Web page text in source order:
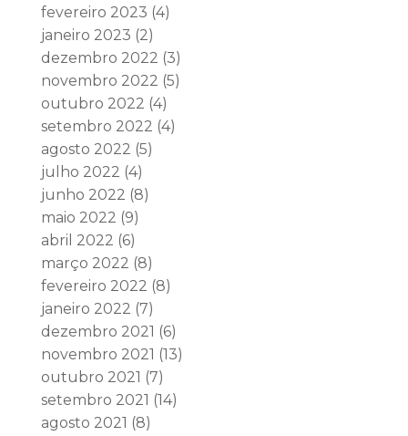
fevereiro 2023 (4)
janeiro 2023 (2)
dezembro 2022 (3)
novembro 2022 (5)
outubro 2022 (4)
setembro 2022 (4)
agosto 2022 (5)
julho 2022 (4)
junho 2022 (8)
maio 2022 (9)
abril 2022 (6)
março 2022 (8)
fevereiro 2022 (8)
janeiro 2022 (7)
dezembro 2021 (6)
novembro 2021 (13)
outubro 2021 (7)
setembro 2021 (14)
agosto 2021 (8)